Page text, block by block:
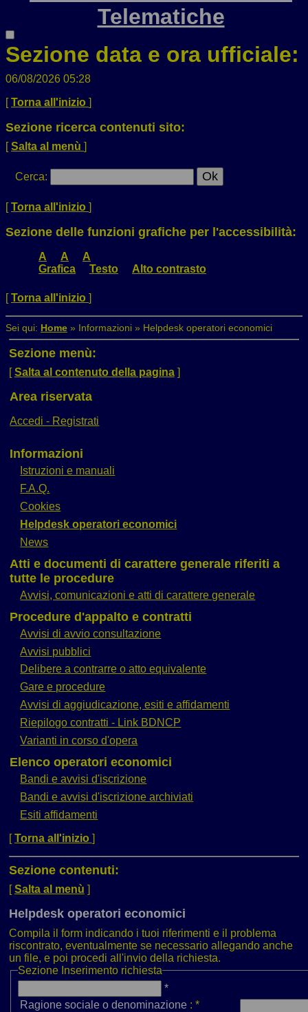
Telematiche
Sezione data e ora ufficiale:
06/08/2026 05:28
[Torna all'inizio ]
Sezione ricerca contenuti sito:
[Salta al menù ]
Cerca:
[Torna all'inizio ]
Sezione delle funzioni grafiche per l'accessibilità:
A A
A
Grafica
Testo Alto contrasto
[Torna all'inizio ]
Sei qui: Home » Informazioni » Helpdesk operatori economici
Sezione menù:
[Salta al contenuto della pagina]
Area riservata
Accedi - Registrati
Informazioni
Istruzioni e manuali
F.A.Q.
Cookies
Helpdesk operatori economici
News
Atti e documenti di carattere generale riferiti a
tutte le procedure
Avvisi, comunicazioni e atti di carattere generale
Procedure d'appalto e contratti
Avvisi di avvio consultazione
Avvisi pubblici
Delibere a contrarre o atto equivalente
Gare e procedure
Avvisi di aggiudicazione, esiti e affidamenti
Riepilogo contratti - Link BDNCP
Varianti in corso d'opera
Elenco operatori economici
Bandi e avvisi d'iscrizione
Bandi e avvisi d'iscrizione archiviati
Esiti affidamenti
[Torna all'inizio ]
Sezione contenuti:
[Salta al menù ]
Helpdesk operatori economici
Compila il form indicando i tuoi riferimenti e il problema
riscontrato, eventualmente se necessario allegando anche
un file, e poi procedi all'invio della richiesta.
Sezione Inserimento richiesta
*
Ragione sociale o denominazione: *